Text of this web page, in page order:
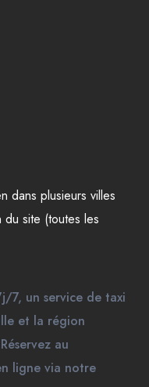
dans plusieurs villes
du site (toutes les
7, un service de taxi
et la région
au
ligne via notre